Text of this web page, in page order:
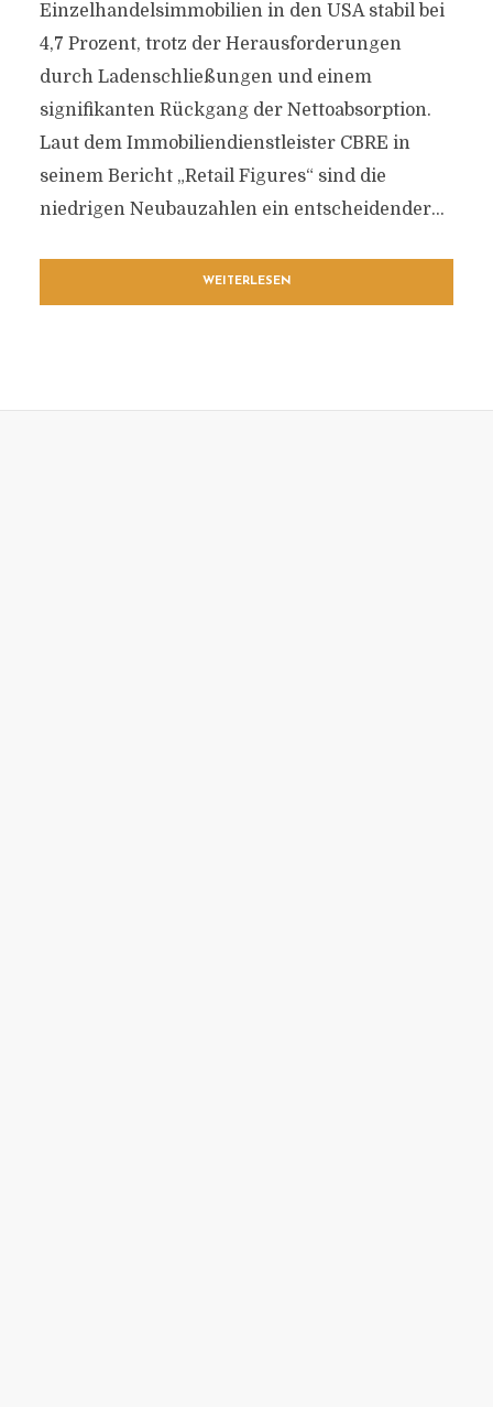
Einzelhandelsimmobilien in den USA stabil bei
4,7 Prozent, trotz der Herausforderungen
durch Ladenschließungen und einem
signifikanten Rückgang der Nettoabsorption.
Laut dem Immobiliendienstleister CBRE in
seinem Bericht „Retail Figures“ sind die
niedrigen Neubauzahlen ein entscheidender...
WEITERLESEN